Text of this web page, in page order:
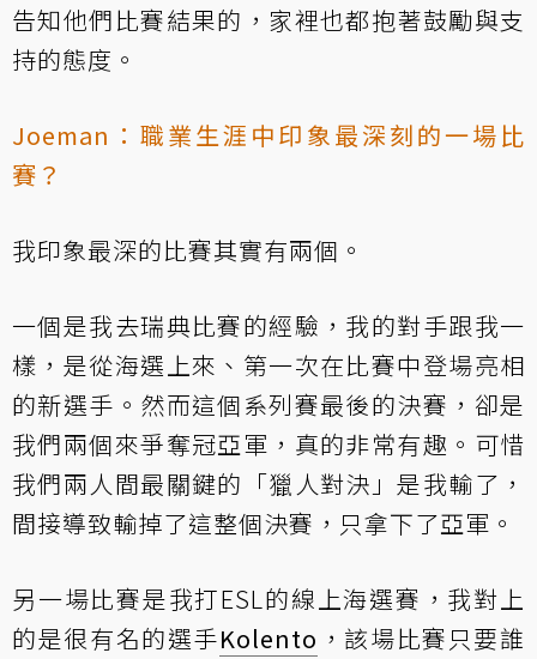
告知他們比賽結果的，家裡也都抱著鼓勵與支
持的態度。
Joeman：職業生涯中印象最深刻的一場比
賽？
我印象最深的比賽其實有兩個。
一個是我去瑞典比賽的經驗，我的對手跟我一
樣，是從海選上來、第一次在比賽中登場亮相
的新選手。然而這個系列賽最後的決賽，卻是
我們兩個來爭奪冠亞軍，真的非常有趣。可惜
我們兩人間最關鍵的「獵人對決」是我輸了，
間接導致輸掉了這整個決賽，只拿下了亞軍。
另一場比賽是我打ESL的線上海選賽，我對上
的是很有名的選手Kolento ，該場比賽只要誰